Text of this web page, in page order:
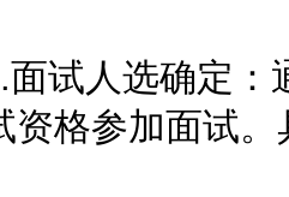
人选确定：
资格参加面试